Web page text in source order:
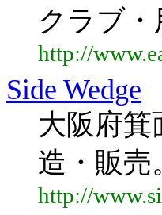
クラブ
http://
Side Wedge
大阪府
造・販売
http://